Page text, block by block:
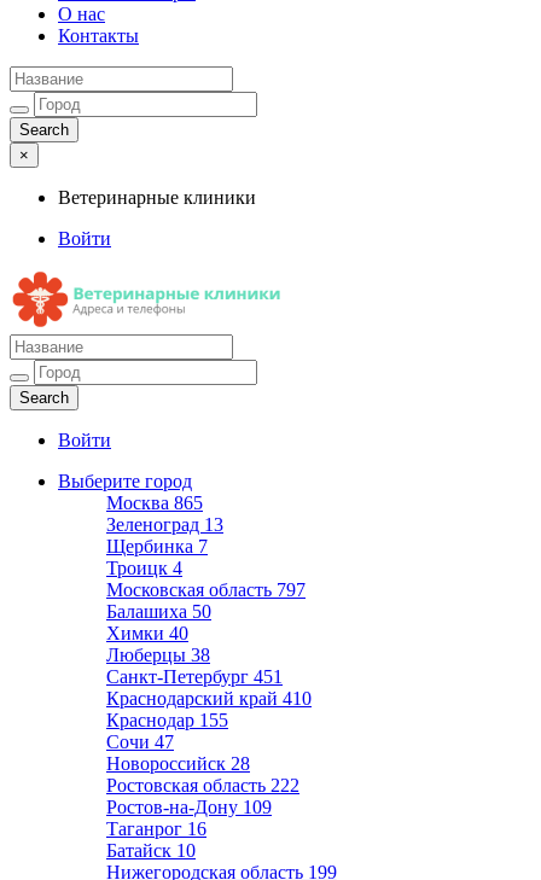
О нас
Контакты
×
Ветеринарные клиники
Войти
Ветеринарные клиники
Адреса и телефоны
Войти
Выберите город
Москва 865
Зеленоград 13
Щербинка 7
Троицк 4
Московская область 797
Балашиха 50
Химки 40
Люберцы 38
Санкт-Петербург 451
Краснодарский край 410
Краснодар 155
Сочи 47
Новороссийск 28
Ростовская область 222
Ростов-на-Дону 109
Таганрог 16
Батайск 10
Нижегородская область 199